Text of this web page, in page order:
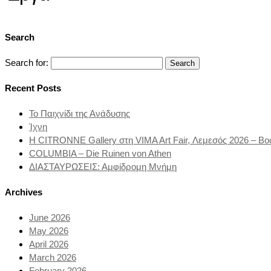
Search
Search for:
Recent Posts
Το Παιχνίδι της Ανάδυσης
Ίχνη
Η CITRONNE Gallery στη VIMA Art Fair, Λεμεσός 2026 –
COLUMBIA – Die Ruinen von Athen
ΔΙΑΣΤΑΥΡΩΣΕΙΣ: Αμφίδρομη Μνήμη
Archives
June 2026
May 2026
April 2026
March 2026